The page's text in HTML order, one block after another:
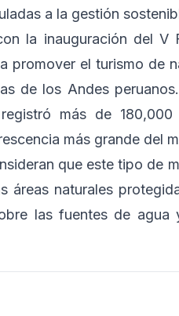
a la gestión
la inauguración del V
promover el turismo de
de los Andes
más de 180,000
más grande del
que este tipo de
áreas naturales
las fuentes de agua